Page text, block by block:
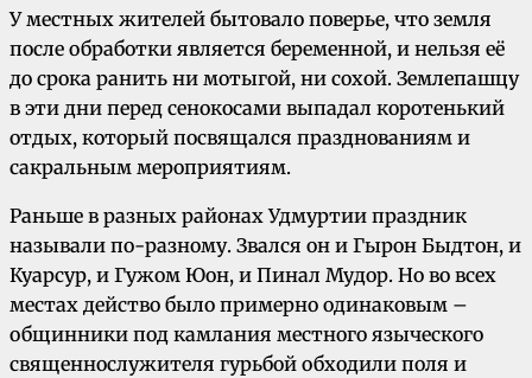
У местных жителей бытовало поверье, что земля
после обработки является беременной, и нельзя её
до срока ранить ни мотыгой, ни сохой. Землепашцу
в эти дни перед сенокосами выпадал коротенький
отдых, который посвящался празднованиям и
сакральным мероприятиям.
Раньше в разных районах Удмуртии праздник
называли по-разному. Звался он и Гырон Быдтон, и
Куарсур, и Гужом Юон, и Пинал Мудор. Но во всех
местах действо было примерно одинаковым –
общинники под камлания местного языческого
священнослужителя гурьбой обходили поля и